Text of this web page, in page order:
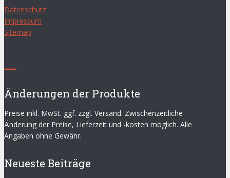
Datenschutz
Impressum
Sitemap
........
Änderungen der Produkte
Preise inkl. MwSt. ggf. zzgl. Versand. Zwischenzeitliche
Änderung der Preise, Lieferzeit und -kosten möglich. Alle
Angaben ohne Gewähr.
Neueste Beiträge